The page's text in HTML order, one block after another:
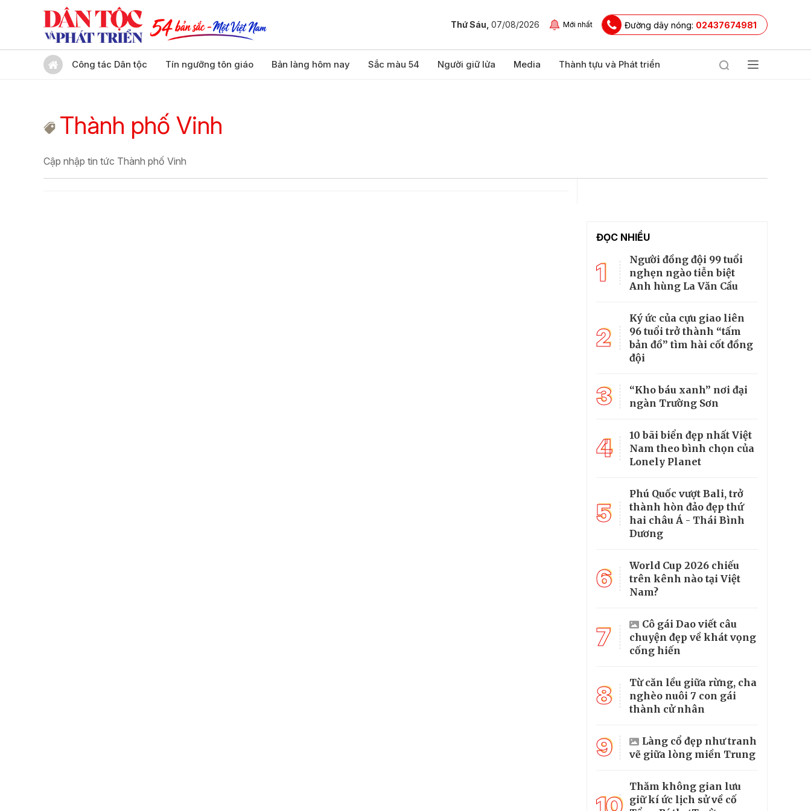
Thứ Sáu, 07/08/2026 Mới nhất Đường dây nóng: 02437674981
Công tác Dân tộc Tín ngưỡng tôn giáo Bản làng hôm nay Sắc màu 54 Người giữ lửa Media Thành tựu và Phát triển
Thành phố Vinh
Cập nhập tin tức Thành phố Vinh
ĐỌC NHIỀU
1
Người đồng đội 99 tuổi
nghẹn ngào tiễn biệt
Anh hùng La Văn Cầu
2
Ký ức của cựu giao liên
96 tuổi trở thành “tấm
bản đồ” tìm hài cốt đồng
đội
3
“Kho báu xanh” nơi đại
ngàn Trường Sơn
4
10 bãi biển đẹp nhất Việt
Nam theo bình chọn của
Lonely Planet
5
Phú Quốc vượt Bali, trở
thành hòn đảo đẹp thứ
hai châu Á - Thái Bình
Dương
6
World Cup 2026 chiếu
trên kênh nào tại Việt
Nam?
7
Cô gái Dao viết câu
chuyện đẹp về khát vọng
cống hiến
8
Từ căn lều giữa rừng, cha
nghèo nuôi 7 con gái
thành cử nhân
9
Làng cổ đẹp như tranh
vẽ giữa lòng miền Trung
Thăm không gian lưu
giữ kí ức lịch sử về cố